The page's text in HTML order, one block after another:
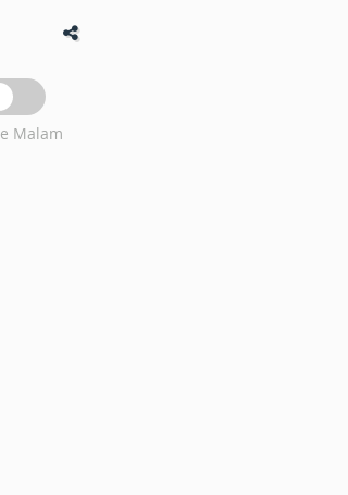
Malam